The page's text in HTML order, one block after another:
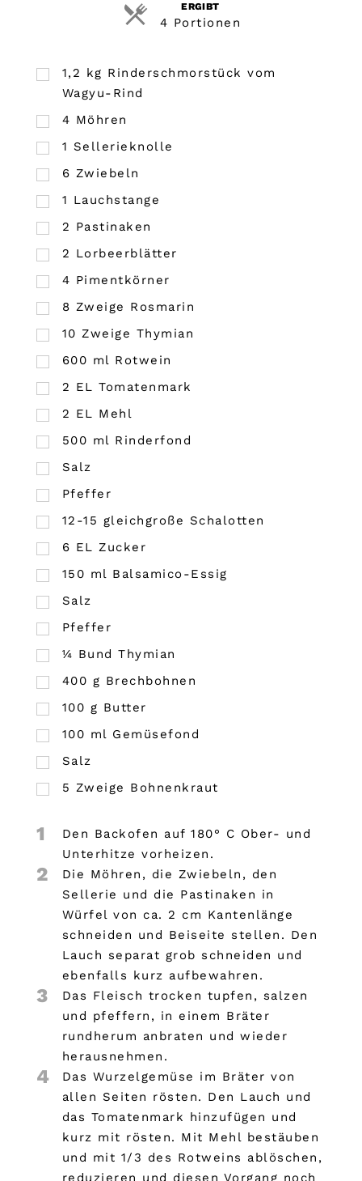
ERGIBT
4 Portionen
1,2 kg Rinderschmorstück vom
Wagyu-Rind
4 Möhren
1 Sellerieknolle
6 Zwiebeln
1 Lauchstange
2 Pastinaken
2 Lorbeerblätter
4 Pimentkörner
8 Zweige Rosmarin
10 Zweige Thymian
600 ml Rotwein
2 EL Tomatenmark
2 EL Mehl
500 ml Rinderfond
Salz
Pfeffer
12-15 gleichgroße Schalotten
6 EL Zucker
150 ml Balsamico-Essig
Salz
Pfeffer
¼ Bund Thymian
400 g Brechbohnen
100 g Butter
100 ml Gemüsefond
Salz
5 Zweige Bohnenkraut
1
Den Backofen auf 180° C Ober- und
Unterhitze vorheizen.
2
Die Möhren, die Zwiebeln, den
Sellerie und die Pastinaken in
Würfel von ca. 2 cm Kantenlänge
schneiden und Beiseite stellen. Den
Lauch separat grob schneiden und
ebenfalls kurz aufbewahren.
3
Das Fleisch trocken tupfen, salzen
und pfeffern, in einem Bräter
rundherum anbraten und wieder
herausnehmen.
4
Das Wurzelgemüse im Bräter von
allen Seiten rösten. Den Lauch und
das Tomatenmark hinzufügen und
kurz mit rösten. Mit Mehl bestäuben
und mit 1/3 des Rotweins ablöschen,
reduzieren und diesen Vorgang noch